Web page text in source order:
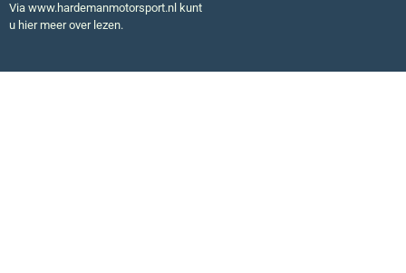
Via www.hardemanmotorsport.nl kunt
u hier meer over lezen.